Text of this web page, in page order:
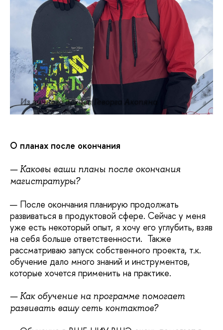
Из личного архива Геворга Акопяна
О планах после окончания
— Каковы ваши планы после окончания
магистратуры?
— После окончания планирую продолжать
развиваться в продуктовой сфере. Сейчас у меня
уже есть некоторый опыт, я хочу его углубить, взяв
на себя больше ответственности. Также
рассматриваю запуск собственного проекта, т.к.
обучение дало много знаний и инструментов,
которые хочется применить на практике.
— Как обучение на программе помогает
развивать вашу сеть контактов?